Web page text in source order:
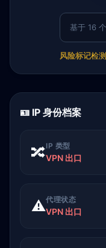
基于 16
风险标记检
🪪 IP 身份档案
🔀IP 类型
VPN 出口
⚠️代理状态
VPN 出口